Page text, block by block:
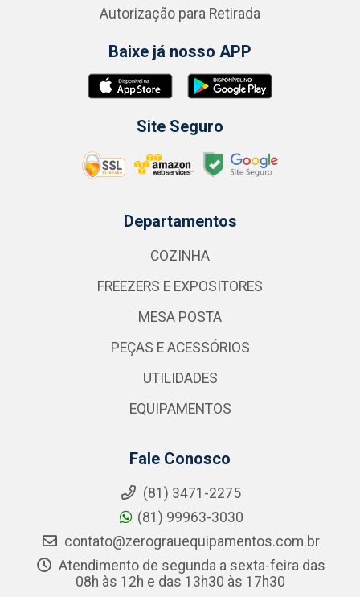
Autorização para Retirada
Baixe já nosso APP
Site Seguro
Departamentos
COZINHA
FREEZERS E EXPOSITORES
MESA POSTA
PEÇAS E ACESSÓRIOS
UTILIDADES
EQUIPAMENTOS
Fale Conosco
(81) 3471-2275
(81) 99963-3030
contato@zerograuequipamentos.com.br
Atendimento de segunda a sexta-feira das
08h às 12h e das 13h30 às 17h30